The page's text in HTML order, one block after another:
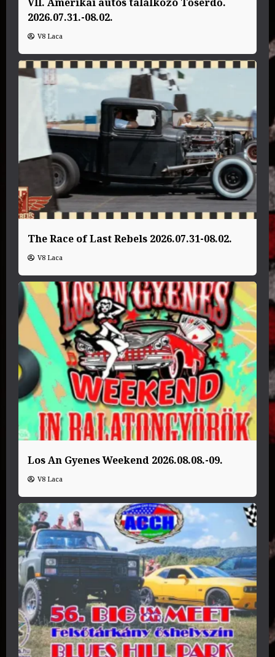
2026.07.31.-08.02.
V8 Laca
The Race of Last Rebels 2026.07.31-08.02.
V8 Laca
Los An Gyenes Weekend 2026.08.08.-09.
V8 Laca